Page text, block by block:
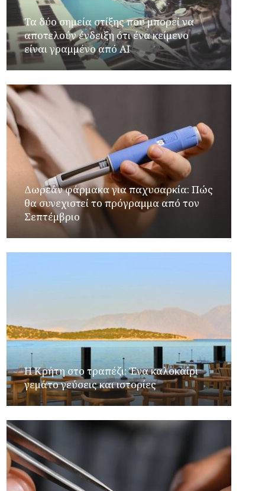
Τα δύο σημεία στίξης που μπορεί να
αποτελούν ένδειξη ότι ένα κείμενο
είναι γραμμένο από AI
Δωρεάν φάρμακα για παχυσαρκία: Πώς
θα συνεχιστεί το πρόγραμμα από τον
Σεπτέμβριο
Η Κρήτη στο τραπέζι: Ένα καλοκαίρι
γεμάτο γεύσεις και ιστορίες